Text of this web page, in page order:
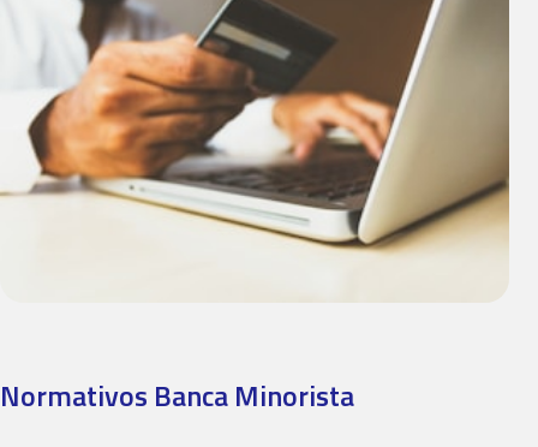
Normativos Banca Minorista